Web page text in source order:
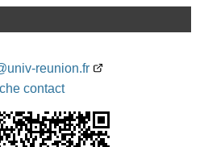
reunion.fr
contact